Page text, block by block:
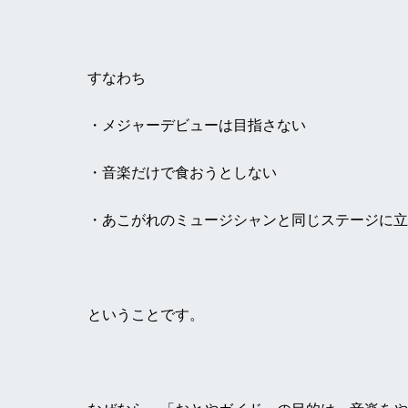
すなわち
・メジャーデビューは目指さない
・音楽だけで食おうとしない
・あこがれのミュージシャンと同じステージに
ということです。